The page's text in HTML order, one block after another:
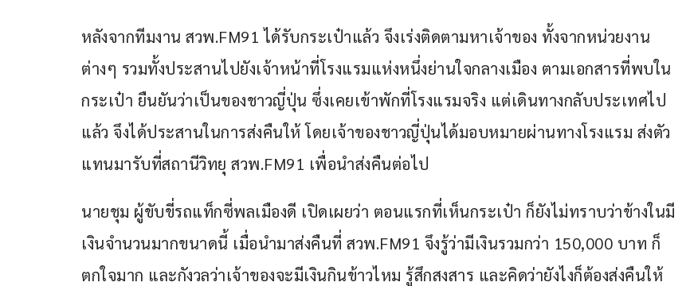
หลังจากทีมงาน สวพ.FM91 ได้รับกระเป๋าแล้ว จึงเร่งติดตามหาเจ้าของ ทั้งจากหน่วยงาน
ต่างๆ รวมทั้งประสานไปยังเจ้าหน้าที่โรงแรมแห่งหนึ่งย่านใจกลางเมือง ตามเอกสารที่พบใน
กระเป๋า ยืนยันว่าเป็นของชาวญี่ปุ่น ซึ่งเคยเข้าพักที่โรงแรมจริง แต่เดินทางกลับประเทศไป
แล้ว จึงได้ประสานในการส่งคืนให้ โดยเจ้าของชาวญี่ปุ่นได้มอบหมายผ่านทางโรงแรม ส่งตัว
แทนมารับที่สถานีวิทยุ สวพ.FM91 เพื่อนำส่งคืนต่อไป
นายชุม ผู้ขับขี่รถแท็กซี่พลเมืองดี เปิดเผยว่า ตอนแรกที่เห็นกระเป๋า ก็ยังไม่ทราบว่าข้างในมี
เงินจำนวนมากขนาดนี้ เมื่อนำมาส่งคืนที่ สวพ.FM91 จึงรู้ว่ามีเงินรวมกว่า 150,000 บาท ก็
ตกใจมาก และกังวลว่าเจ้าของจะมีเงินกินข้าวไหม รู้สึกสงสาร และคิดว่ายังไงก็ต้องส่งคืนให้